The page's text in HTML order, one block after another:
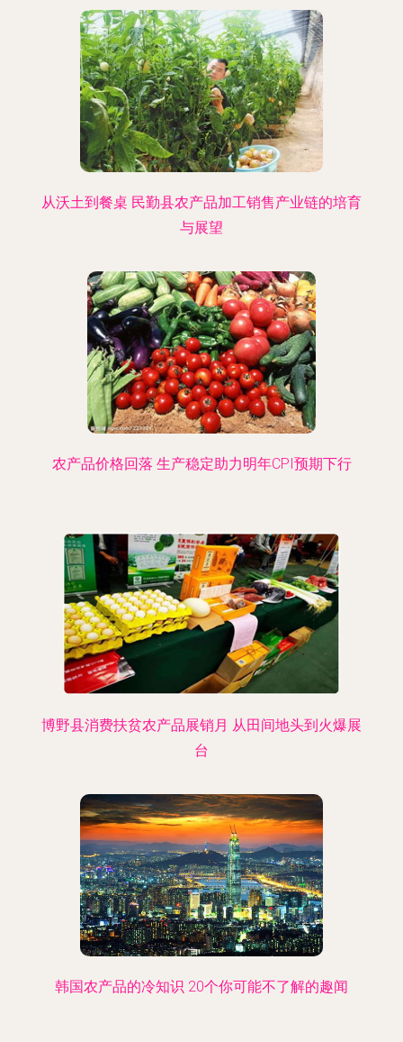
从沃土到餐桌 民勤县农产品加工销售产业链的培育
与展望
农产品价格回落 生产稳定助力明年CPI预期下行
博野县消费扶贫农产品展销月 从田间地头到火爆展
台
韩国农产品的冷知识 20个你可能不了解的趣闻